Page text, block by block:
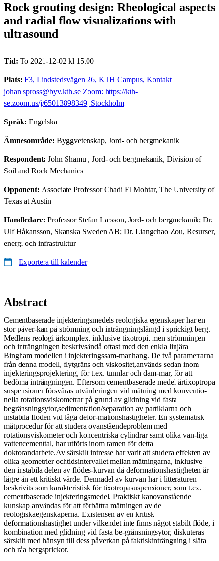
Rock grouting design: Rheological aspects
and radial flow visualizations with
ultrasound
Tid: To 2021-12-02 kl 15.00
Plats: F3, Lindstedsvägen 26, KTH Campus, Kontakt
johan.spross@byv.kth.se Zoom: https://kth-
se.zoom.us/j/65013898349, Stockholm
Språk: Engelska
Ämnesområde: Byggvetenskap, Jord- och bergmekanik
Respondent: John Shamu , Jord- och bergmekanik, Division of
Soil and Rock Mechanics
Opponent: Associate Professor Chadi El Mohtar, The University of
Texas at Austin
Handledare: Professor Stefan Larsson, Jord- och bergmekanik; Dr.
Ulf Håkansson, Skanska Sweden AB; Dr. Liangchao Zou, Resurser,
energi och infrastruktur
Exportera till kalender
Abstract
Cementbaserade injekteringsmedels reologiska egenskaper har en
stor påver-kan på strömning och inträngningslängd i sprickigt berg.
Medlens reologi ärkomplex, inklusive tixotropi, men strömningen
och inträngningen beskrivsändå oftast med den enkla linjära
Bingham modellen i injekteringssam-manhang. De två parametrarna
från denna modell, flytgräns och viskositet,används sedan inom
injekteringsprojektering, för t.ex. tunnlar och dam-mar, för att
bedöma inträngningen. Eftersom cementbaserade medel ärtixoptropa
suspensioner försvåras utvärderingen vid mätning med konventio-
nella rotationsviskometrar på grund av glidning vid fasta
begränsningsytor,sedimentation/separation av partiklarna och
instabila flöden vid låga defor-mationshastigheter. En systematisk
mätprocedur för att studera ovanståendeproblem med
rotationsviskometer och koncentriska cylindrar samt olika van-liga
vattencementtal, har utförts inom ramen för detta
doktorandarbete.Av särskilt intresse har varit att studera effekten av
olika geometrier ochtidsintervallet mellan mätningarna, inklusive
den instabila delen av flödes-kurvan då deformationshastigheten är
lägre än ett kritiskt värde. Dennadel av kurvan har i litteraturen
beskrivits som karakteristisk för tixotropasuspensioner, som t.ex.
cementbaserade injekteringsmedel. Praktiskt kanovanstående
kunskap användas för att förbättra mätningen av de
reologiskaegenskaperna. Existensen av en kritisk
deformationshastighet under vilkendet inte finns något stabilt flöde, i
kombination med glidning vid fasta be-gränsningsytor, diskuteras
särskilt med hänsyn till dess påverkan på faktiskinträngning i släta
och råa bergsprickor.